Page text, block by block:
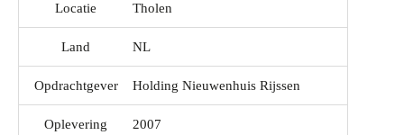
Locatie Tholen
Land NL
Opdrachtgever Holding Nieuwenhuis Rijssen
Oplevering 2007